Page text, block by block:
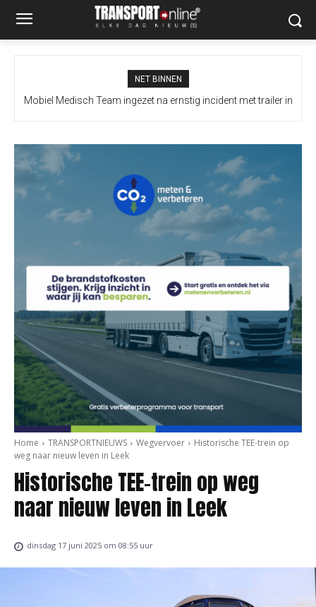
NET BINNEN
Mobiel Medisch Team ingezet na ernstig incident met trailer in
Home TRANSPORTNIEUWS Wegvervoer
Historische TEE-trein op
weg naar nieuw leven in Leek
Historische TEE-trein op weg
naar nieuw leven in Leek
dinsdag 17 juni 2025 om 08:55 uur